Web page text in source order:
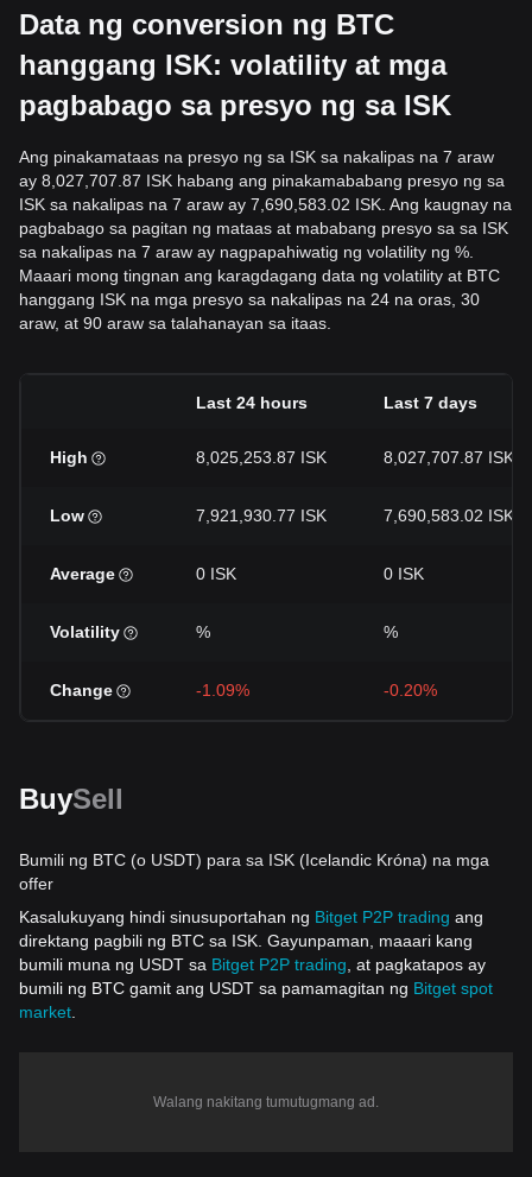
Data ng conversion ng BTC
hanggang ISK: volatility at mga
pagbabago sa presyo ng sa ISK
Ang pinakamataas na presyo ng sa ISK sa nakalipas na 7 araw
ay 8,027,707.87 ISK habang ang pinakamababang presyo ng sa
ISK sa nakalipas na 7 araw ay 7,690,583.02 ISK. Ang kaugnay na
pagbabago sa pagitan ng mataas at mababang presyo sa sa ISK
sa nakalipas na 7 araw ay nagpapahiwatig ng volatility ng %.
Maaari mong tingnan ang karagdagang data ng volatility at BTC
hanggang ISK na mga presyo sa nakalipas na 24 na oras, 30
araw, at 90 araw sa talahanayan sa itaas.
Last 24 hours Last 7 days
High 8,025,253.87 ISK 8,027,707.87 ISK
Low 7,921,930.77 ISK 7,690,583.02 ISK
Average 0 ISK 0 ISK
Volatility % %
Change -1.09% -0.20%
BuySell
Bumili ng BTC (o USDT) para sa ISK (Icelandic Króna) na mga
offer
Kasalukuyang hindi sinusuportahan ng Bitget P2P trading ang
direktang pagbili ng BTC sa ISK. Gayunpaman, maaari kang
bumili muna ng USDT sa Bitget P2P trading , at pagkatapos ay
bumili ng BTC gamit ang USDT sa pamamagitan ng Bitget spot
market
Walang nakitang tumutugmang ad.